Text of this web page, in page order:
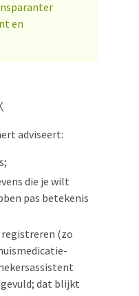
en
adviseert:
die je wilt
pas betekenis
registreren (zo
dat blijkt